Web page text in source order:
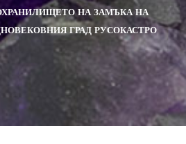
НА ЗАМЪКА НА
ГРАД РУСОКАСТРО